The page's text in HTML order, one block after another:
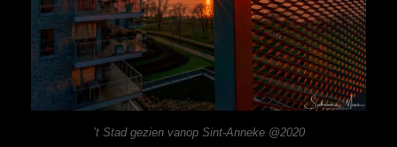
’t Stad gezien vanop Sint-Anneke @2020